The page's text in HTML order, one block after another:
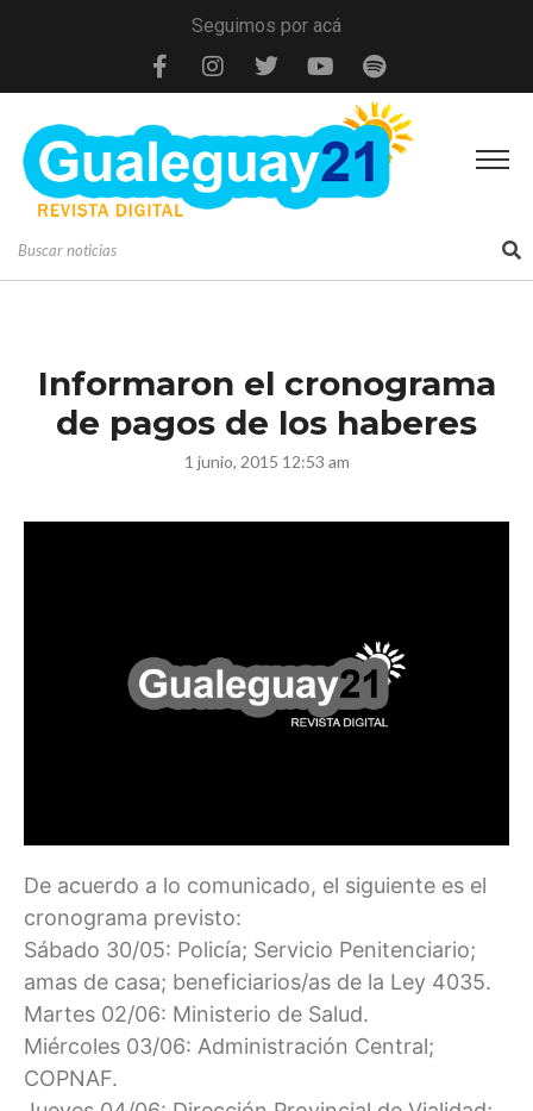
Seguimos por acá
Informaron el cronograma
de pagos de los haberes
1 junio, 2015 12:53 am
De acuerdo a lo comunicado, el siguiente es el
cronograma previsto:
Sábado 30/05: Policía; Servicio Penitenciario;
amas de casa; beneficiarios/as de la Ley 4035.
Martes 02/06: Ministerio de Salud.
Miércoles 03/06: Administración Central;
COPNAF.